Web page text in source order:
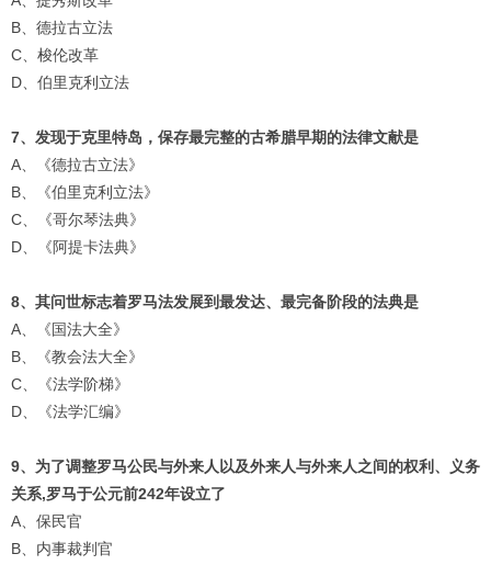
B、德拉古立法
C、梭伦改革
D、伯里克利立法
7、发现于克里特岛，保存最完整的古希腊早期的法律文献是
A、《德拉古立法》
B、《伯里克利立法》
C、《哥尔琴法典》
D、《阿提卡法典》
8、其问世标志着罗马法发展到最发达、最完备阶段的法典是
A、《国法大全》
B、《教会法大全》
C、《法学阶梯》
D、《法学汇编》
9、为了调整罗马公民与外来人以及外来人与外来人之间的权利、义务
关系,罗马于公元前242年设立了
A、保民官
B、内事裁判官